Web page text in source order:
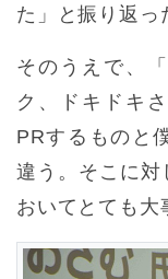
た」と振り返っ
そのうえで、
ク、ドキドキ
PRするものと
違う。そこに対
おいてとても大